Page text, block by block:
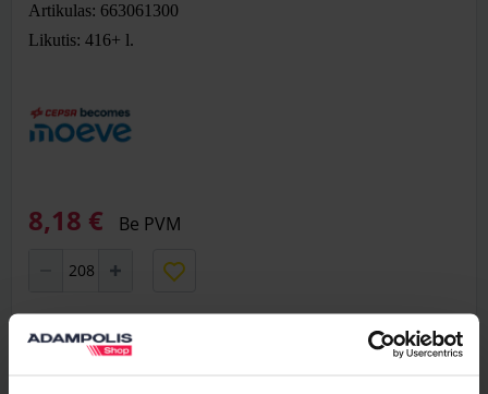
Artikulas: 663061300
Likutis: 416+ l.
8,18 € Be PVM